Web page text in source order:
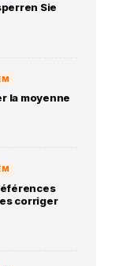
Sie
la moyenne
corriger